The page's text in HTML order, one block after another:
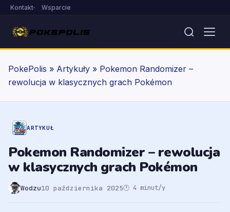
Kontakt Wsparcie
PokePolis » Artykuły » Pokemon Randomizer –
rewolucja w klasycznych grach Pokémon
ARTYKUŁ
Pokemon Randomizer – rewolucja
w klasycznych grach Pokémon
Wodzu10 października 2025🕐 4 minut/y